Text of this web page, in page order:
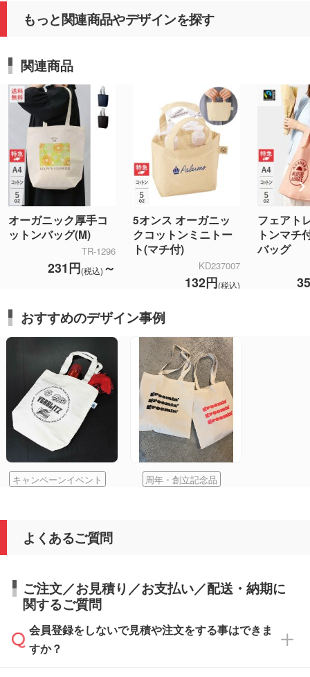
努めてまいりますので、またのご利用を心よりお待
もっと関連商品やデザインを探す
関連商品
オーガニック厚手コ
ットンバッグ(M)
TR-1296
231円(税込) ～
5オンス オーガニッ
クコットンミニトー
ト(マチ付)
KD237007
132円(税込)
フェアト
トンマチ
バッグ
おすすめのデザイン事例
キャンペーンイベント 周年・創立記念品
よくあるご質問
ご注文／お見積り／お支払い／配送・納期に
関するご質問
会員登録をしないで見積や注文をする事はできま
すか？